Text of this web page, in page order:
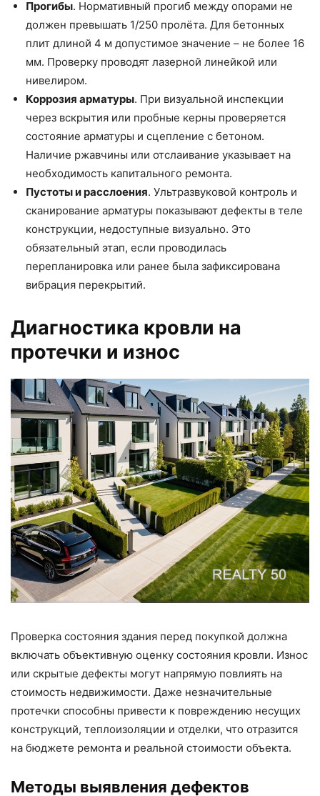
Прогибы. Нормативный прогиб между опорами не
должен превышать 1/250 пролёта. Для бетонных
плит длиной 4 м допустимое значение – не более 16
мм. Проверку проводят лазерной линейкой или
нивелиром.
Коррозия арматуры. При визуальной инспекции
через вскрытия или пробные керны проверяется
состояние арматуры и сцепление с бетоном.
Наличие ржавчины или отслаивание указывает на
необходимость капитального ремонта.
Пустоты и расслоения. Ультразвуковой контроль и
сканирование арматуры показывают дефекты в теле
конструкции, недоступные визуально. Это
обязательный этап, если проводилась
перепланировка или ранее была зафиксирована
вибрация перекрытий.
Диагностика кровли на
протечки и износ
Проверка состояния здания перед покупкой должна
включать объективную оценку состояния кровли. Износ
или скрытые дефекты могут напрямую повлиять на
стоимость недвижимости. Даже незначительные
протечки способны привести к повреждению несущих
конструкций, теплоизоляции и отделки, что отразится
на бюджете ремонта и реальной стоимости объекта.
Методы выявления дефектов